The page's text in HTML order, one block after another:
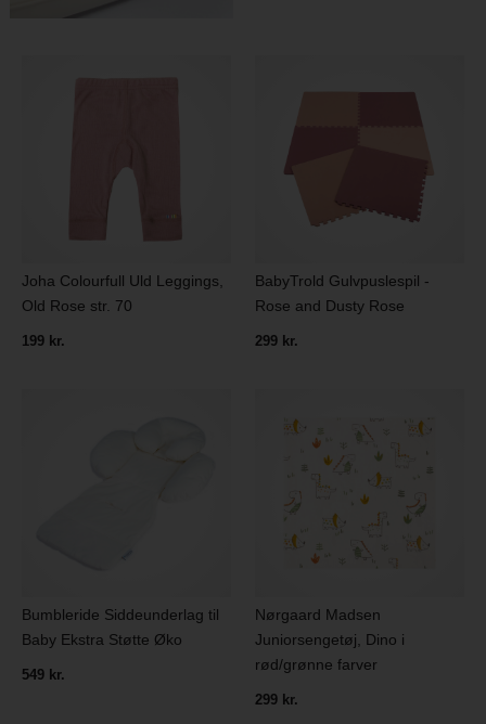
Joha Colourfull Uld Leggings,
Old Rose str. 70
199 kr.
BabyTrold Gulvpuslespil -
Rose and Dusty Rose
299 kr.
Bumbleride Siddeunderlag til
Baby Ekstra Støtte Øko
549 kr.
Nørgaard Madsen
Juniorsengetøj, Dino i
rød/grønne farver
299 kr.